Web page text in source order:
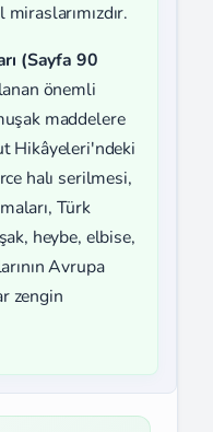
(Sayfa 90
önemli
maddelere
Hikâyeleri'ndeki
halı serilmesi,
Türk
heybe, elbise,
Avrupa
zengin